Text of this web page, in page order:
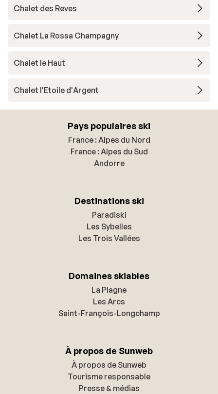
Chalet des Reves
Chalet La Rossa Champagny
Chalet le Haut
Chalet l'Etoile d'Argent
Pays populaires ski
France : Alpes du Nord
France : Alpes du Sud
Andorre
Destinations ski
Paradiski
Les Sybelles
Les Trois Vallées
Domaines skiables
La Plagne
Les Arcs
Saint-François-Longchamp
À propos de Sunweb
À propos de Sunweb
Tourisme responsable
Presse & médias